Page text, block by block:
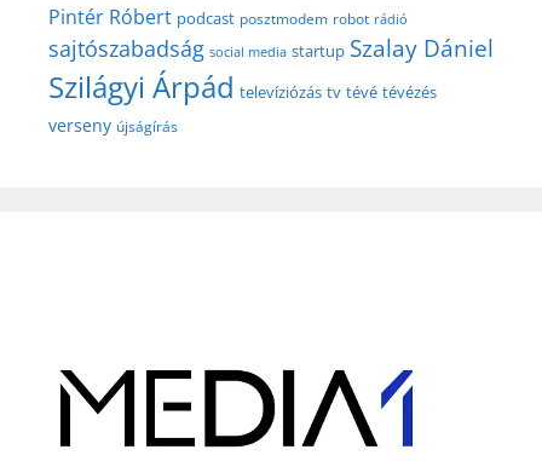
Pintér Róbert podcast posztmodem robot rádió
sajtószabadság social media startup Szalay Dániel
Szilágyi Árpád televíziózás tv tévé tévézés
verseny újságírás